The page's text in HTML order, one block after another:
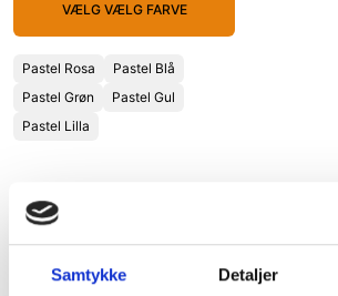
Samtykke Detaljer
VÆLG VÆLG FARVE
Pastel Rosa
Pastel Blå
Pastel Grøn
Pastel Gul
Pastel Lilla
Vores sortiment inden for
plejeudstyr inkluderer: